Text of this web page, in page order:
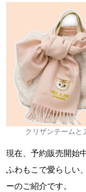
クリザンテームと
現在、予約販売開始
ふわもこで愛らしい
ーのご紹介です。